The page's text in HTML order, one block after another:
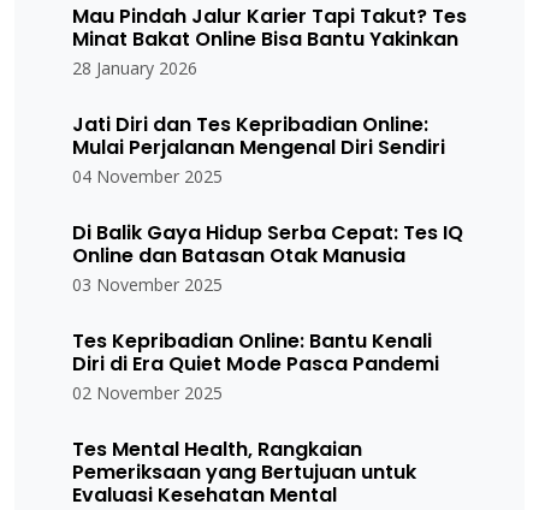
Mau Pindah Jalur Karier Tapi Takut? Tes
Minat Bakat Online Bisa Bantu Yakinkan
28 January 2026
Jati Diri dan Tes Kepribadian Online:
Mulai Perjalanan Mengenal Diri Sendiri
04 November 2025
Di Balik Gaya Hidup Serba Cepat: Tes IQ
Online dan Batasan Otak Manusia
03 November 2025
Tes Kepribadian Online: Bantu Kenali
Diri di Era Quiet Mode Pasca Pandemi
02 November 2025
Tes Mental Health, Rangkaian
Pemeriksaan yang Bertujuan untuk
Evaluasi Kesehatan Mental